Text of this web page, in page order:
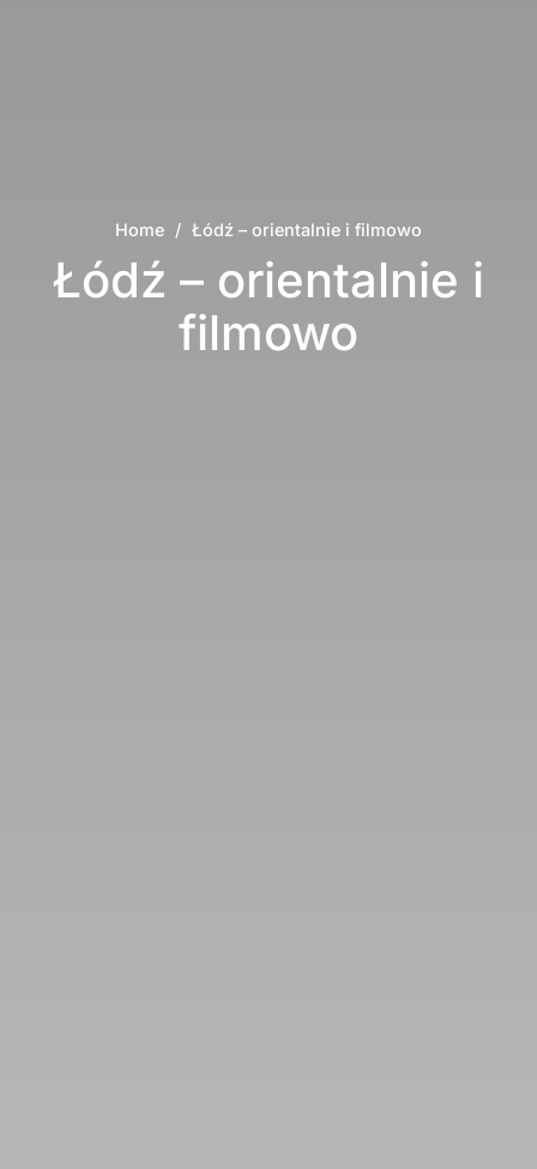
Home / Łódź – orientalnie i filmowo
Łódź – orientalnie i
filmowo